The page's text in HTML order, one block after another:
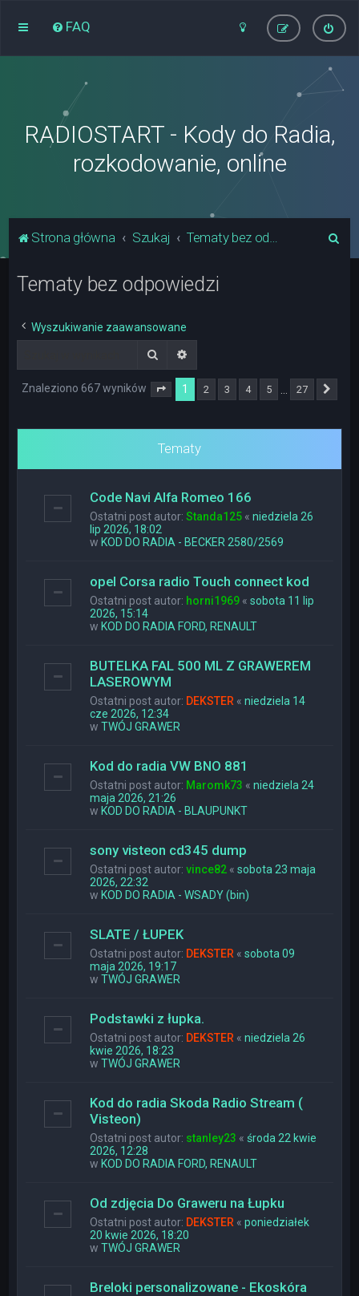
FAQ
RADIOSTART - Kody do Radia,
rozkodowanie, online
Strona główna Szukaj Tematy bez odpowiedzi
Tematy bez odpowiedzi
Wyszukiwanie zaawansowane
Szukaj
Znaleziono 667 wyników Strona 1z 27
1 2 3 4 5 27
Tematy
Code Navi Alfa Romeo 166
Ostatni post autor:Standa125 «niedziela 26
lip 2026, 18:02
w KOD DO RADIA - BECKER 2580/2569
opel Corsa radio Touch connect kod
Ostatni post autor: horni1969 «sobota 11 lip
2026, 15:14
w KOD DO RADIA FORD, RENAULT
BUTELKA FAL 500 ML Z GRAWEREM
LASEROWYM
Ostatni post autor: DEKSTER «niedziela 14
cze 2026, 12:34
wTWÓJ GRAWER
Kod do radia VW BNO 881
Ostatni post autor: Maromk73 «niedziela 24
maja 2026, 21:26
w KOD DO RADIA - BLAUPUNKT
sony visteon cd345 dump
Ostatni post autor:vince82 «sobota 23 maja
2026, 22:32
w KOD DO RADIA - WSADY (bin)
SLATE / ŁUPEK
Ostatni post autor: DEKSTER «sobota 09
maja 2026, 19:17
wTWÓJ GRAWER
Podstawki z łupka.
Ostatni post autor: DEKSTER «niedziela 26
kwie 2026, 18:23
wTWÓJ GRAWER
Kod do radia Skoda Radio Stream (
Visteon)
Ostatni post autor: stanley23 «środa 22 kwie
2026, 12:28
w KOD DO RADIA FORD, RENAULT
Od zdjęcia Do Graweru na Łupku
Ostatni post autor: DEKSTER «poniedziałek
20 kwie 2026, 18:20
wTWÓJ GRAWER
Breloki personalizowane - Ekoskóra